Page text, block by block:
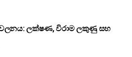
ලක්ෂණ, විරාම ලකුණු සහ